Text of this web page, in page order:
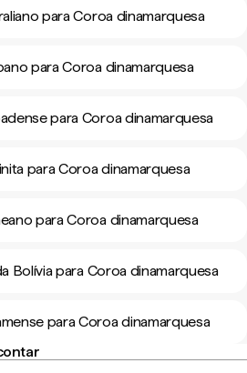
para Coroa dinamarquesa
para Coroa dinamarquesa
para Coroa dinamarquesa
para Coroa dinamarquesa
para Coroa dinamarquesa
Bolívia para Coroa dinamarquesa
para Coroa dinamarquesa